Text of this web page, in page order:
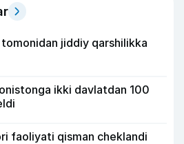
jiddiy qarshilikka
ikki davlatdan 100
faoliyati qisman cheklandi